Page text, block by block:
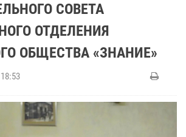
СОВЕТА
ОТДЕЛЕНИЯ
ОБЩЕСТВА «ЗНАНИЕ»